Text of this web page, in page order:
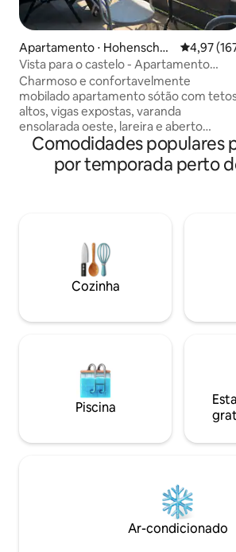
Apartamento ⋅ Hohenschw
angau
4,97 de
4,97
Vista para o castelo - Apartamento
aconchegante no sótão
Charmoso e confortavelmente
mobilado apartamento sótão com
altos, vigas expostas, varanda
ensolarada oeste, lareira e aberto
famílias sala de estar/jantar adequado.
Nosso apartamento de 80 m ² está
localizado em um bairro tranquilo,
minutos você estará a pé na Alpsee e na
subida aos castelos. Muitas caminhadas
bonitas/passeios de bicicleta começam
conosco. Schwangau fica a 2.6 km de
Comodidades populares
por temporada perto
Cozinha
Piscina
Ar-condicionado